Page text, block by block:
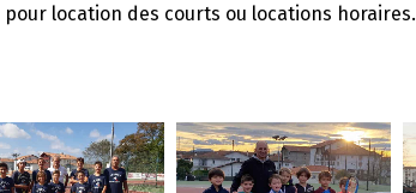
location des courts ou locations horaires.